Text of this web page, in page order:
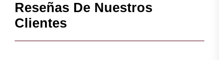
Reseñas De Nuestros
Clientes